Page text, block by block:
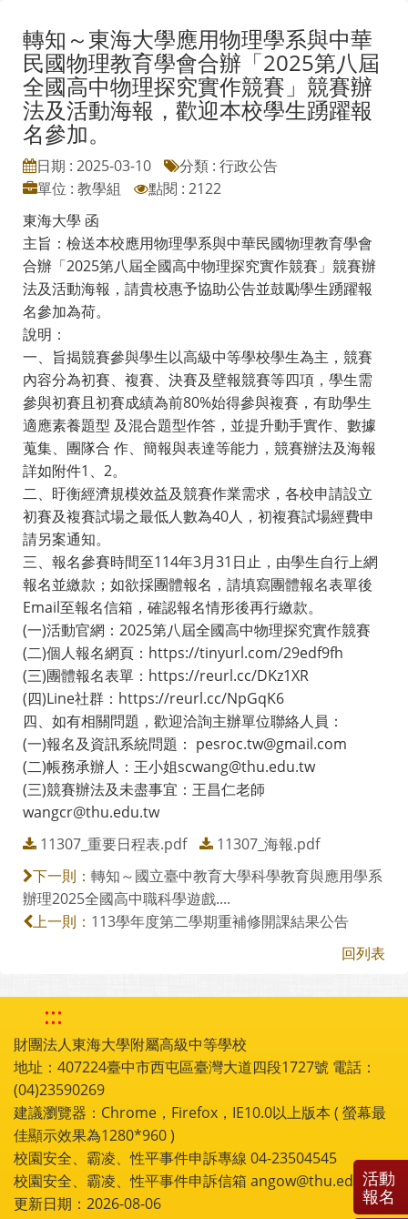
轉知～東海大學應用物理學系與中華
民國物理教育學會合辦「2025第八屆
全國高中物理探究實作競賽」競賽辦
法及活動海報，歡迎本校學生踴躍報
名參加。
日期 : 2025-03-10
分類 : 行政公告
單位 : 教學組
點閱 : 2122
東海大學 函
主旨：檢送本校應用物理學系與中華民國物理教育學會
合辦「2025第八屆全國高中物理探究實作競賽」競賽辦
法及活動海報，請貴校惠予協助公告並鼓勵學生踴躍報
名參加為荷。
說明：
一、旨揭競賽參與學生以高級中等學校學生為主，競賽
內容分為初賽、複賽、決賽及壁報競賽等四項，學生需
參與初賽且初賽成績為前80%始得參與複賽，有助學生
適應素養題型 及混合題型作答，並提升動手實作、數據
蒐集、團隊合 作、簡報與表達等能力，競賽辦法及海報
詳如附件1、2。
二、盱衡經濟規模效益及競賽作業需求，各校申請設立
初賽及複賽試場之最低人數為40人，初複賽試場經費申
請另案通知。
三、報名參賽時間至114年3月31日止，由學生自行上網
報名並繳款；如欲採團體報名，請填寫團體報名表單後
Email至報名信箱，確認報名情形後再行繳款。
(一)活動官網：2025第八屆全國高中物理探究實作競賽
(二)個人報名網頁：https://tinyurl.com/29edf9fh
(三)團體報名表單：https://reurl.cc/DKz1XR
(四)Line社群：https://reurl.cc/NpGqK6
四、如有相關問題，歡迎洽詢主辦單位聯絡人員：
(一)報名及資訊系統問題： pesroc.tw@gmail.com
(二)帳務承辦人：王小姐scwang@thu.edu.tw
(三)競賽辦法及未盡事宜：王昌仁老師
wangcr@thu.edu.tw
11307_重要日程表.pdf
11307_海報.pdf
下一則： 轉知～國立臺中教育大學科學教育與應用學系
辦理2025全國高中職科學遊戲....
上一則： 113學年度第二學期重補修開課結果公告
回列表
:::
財團法人東海大學附屬高級中等學校
地址：407224臺中市西屯區臺灣大道四段1727號 電話：
(04)23590269
建議瀏覽器：Chrome，Firefox，IE10.0以上版本 ( 螢幕最
佳顯示效果為1280*960 )
校園安全、霸凌、性平事件申訴專線 04-23504545
校園安全、霸凌、性平事件申訴信箱 angow@thu.edu.tw
更新日期：2026-08-06
活動
報名